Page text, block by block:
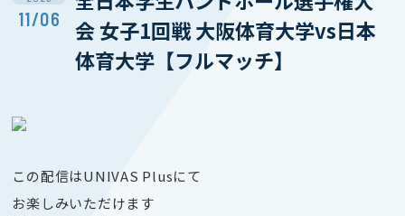
11/06
会 女子1回戦 大阪体育大学vs日本
体育大学【フルマッチ】
この配信はUNIVAS Plusにて
お楽しみいただけます